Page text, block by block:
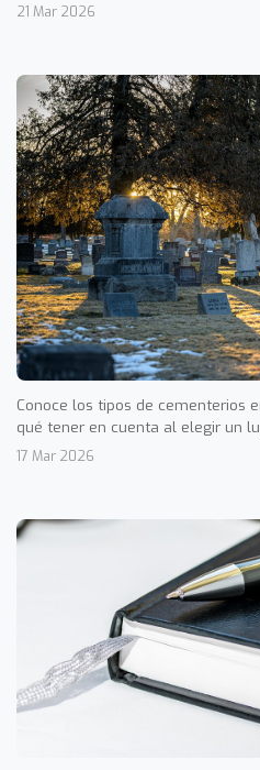
21 Mar 2026
Conoce los tipos de cementerios
qué tener en cuenta al elegir un
17 Mar 2026